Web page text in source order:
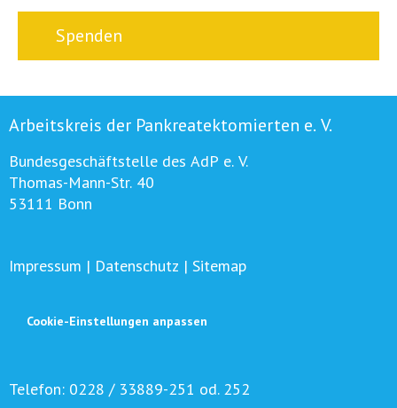
Spenden
Arbeitskreis der Pankreatektomierten e. V.
Bundesgeschäftstelle des AdP e. V.
Thomas-Mann-Str. 40
53111 Bonn
Impressum | Datenschutz | Sitemap
Cookie-Einstellungen anpassen
Telefon: 0228 / 33889-251 od. 252